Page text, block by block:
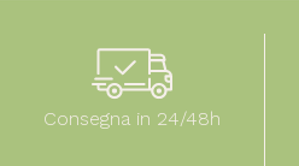
Consegna in 24/48h